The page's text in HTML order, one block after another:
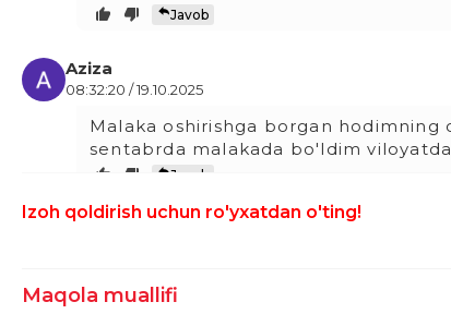
Javob
Aziza
08:32:20 / 19.10.2025
Malaka oshirishga borgan hodimning
sentabrda malakada bo'ldim
Javob
Izoh qoldirish uchun ro'yxatdan o'ting!
Maqola muallifi